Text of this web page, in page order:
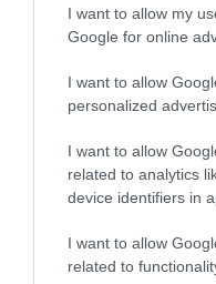
I want to allow my
Google for online
I want to allow
personalized
I want to allow
related to analytics
device identifiers in
I want to allow
related to
«Οι εντελώς
τα ζώα που